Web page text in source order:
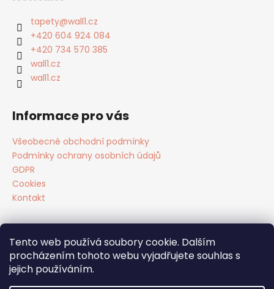
Tento web používá soubory cookie. Dalším
procházením tohoto webu vyjadřujete souhlas s
jejich používáním.
tapety@wall1.cz
+420 604 924 084
+420 734 570 385
wall1.cz
wall1.cz
Informace pro vás
Všeobecné obchodní podmínky
Podmínky ochrany osobních údajů
GDPR
Cookies
Kontakt
Facebook